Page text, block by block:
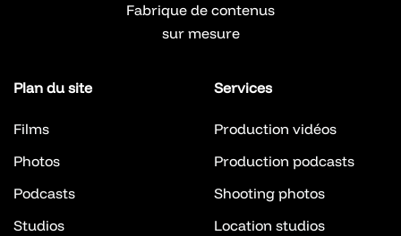
Fabrique de contenus
sur mesure
Plan du site
Films
Photos
Podcasts
Studios
Services
Production vidéos
Production podcasts
Shooting photos
Location studios